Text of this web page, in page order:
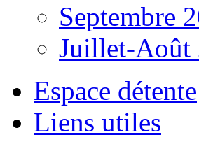
Septembre
Juillet-Août
Espace détente
Liens utiles